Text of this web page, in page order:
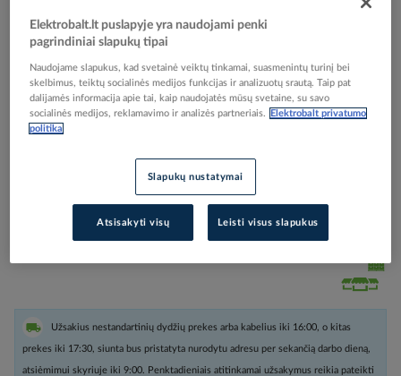
the
beginning
the
images
gallery
Kirtiklis 3P 100A Ex9I125 3P 100A - NOARK
Elektrobalt prekės kodas
EAN kodas
8592765008794
Prisijunkite, norėdami pamatyti kainas
Įtraukti į palyginimą
Užsakius nestandartinių dydžių prekes arba kabelius iki 16:00, o kitas
prekes iki 17:30, siunta bus pristatyta nurodytu adresu per sekančią darbo dieną,
atsiėmimui skyriuje iki 9:00. Penktadieniais atitinkamai užsakymus reikia pateikti
Elektrobalt.lt puslapyje yra naudojami penki
pagrindiniai slapukų tipai
Naudojame slapukus, kad svetainė veiktų tinkamai, suasmenintų turinį bei
skelbimus, teiktų socialinės medijos funkcijas ir analizuotų srautą. Taip pat
dalijamės informacija apie tai, kaip naudojatės mūsų svetaine, su savo
socialinės medijos, reklamavimo ir analizės partneriais.
Elektrobalt privatumo
politika
Slapukų nustatymai
Atsisakyti visų Leisti visus slapukus